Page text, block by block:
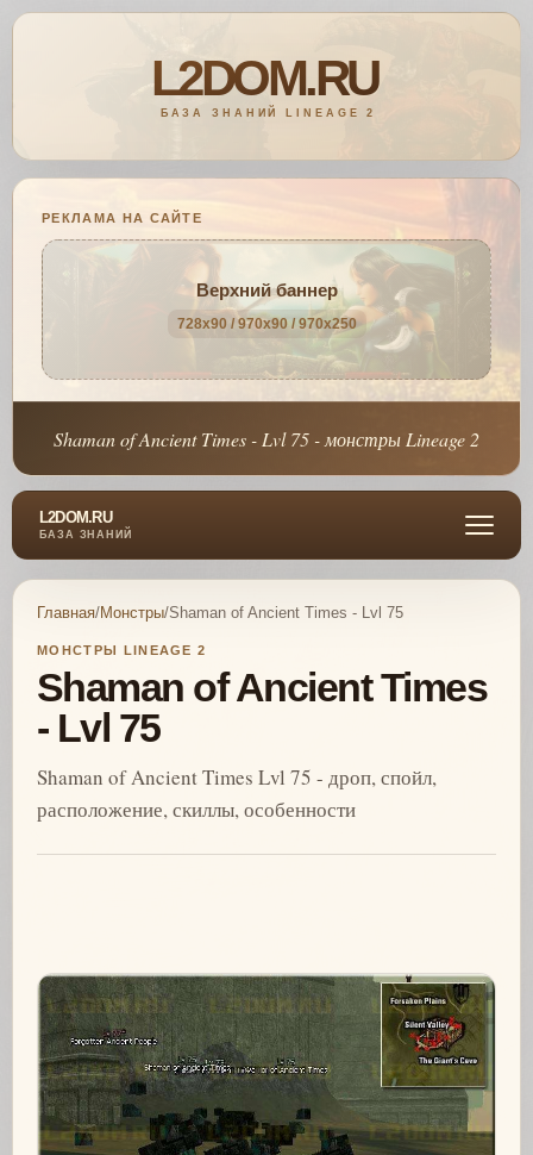
РЕКЛАМА НА САЙТЕ
Верхний баннер
728x90 / 970x90 / 970x250
Shaman of Ancient Times - Lvl 75 - монстры Lineage 2
L2DOM.RU
БАЗА ЗНАНИЙ
Главная/Монстры/Shaman of Ancient Times - Lvl 75
МОНСТРЫ LINEAGE 2
Shaman of Ancient Times
- Lvl 75
Shaman of Ancient Times Lvl 75 - дроп, спойл,
расположение, скиллы, особенности